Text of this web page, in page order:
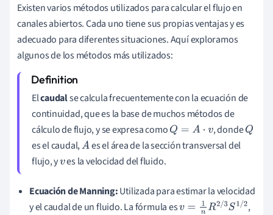
Existen varios métodos utilizados para calcular el flujo en
canales abiertos. Cada uno tiene sus propias ventajas y es
adecuado para diferentes situaciones. Aquí exploramos
algunos de los métodos más utilizados:
Elcaudalse calcula frecuentemente con la ecuación de
continuidad, que es la base de muchos métodos de
cálculo de flujo, y se expresa comoQ= A⋅ v , dondeQ
es el caudal,A es el área de la sección transversal del
flujo, yves la velocidad del fluido.
Ecuación de Manning:Utilizada para estimar la velocidad
y el caudal de un fluido. La fórmula esv=1n R2/3S1/2 ,